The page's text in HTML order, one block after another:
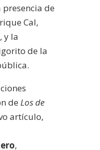
presencia de
Cal,
y la
de la
de Los de
artículo,
,